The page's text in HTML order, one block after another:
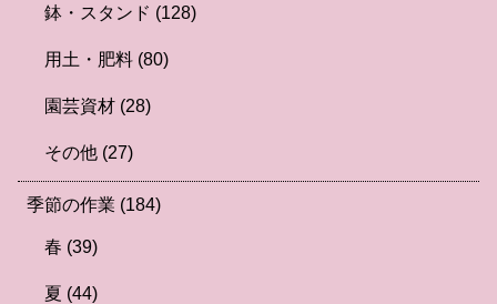
鉢・スタンド (128)
用土・肥料 (80)
園芸資材 (28)
その他 (27)
季節の作業 (184)
春 (39)
夏 (44)